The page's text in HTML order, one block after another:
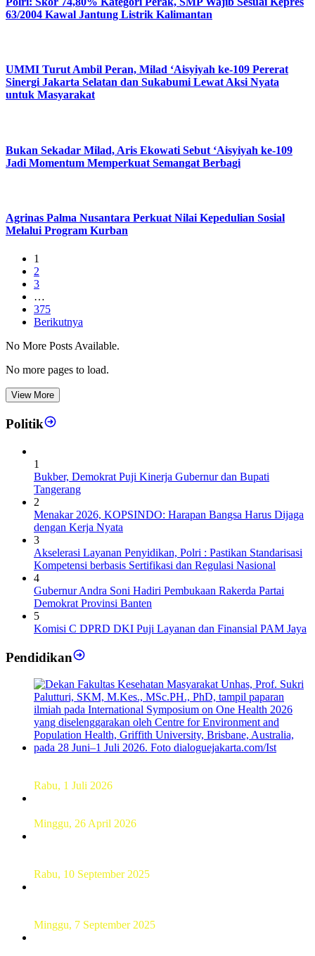
63/2004 Kawal Jantung Listrik Kalimantan
UMMI Turut Ambil Peran, Milad ‘Aisyiyah ke-109 Pererat
Sinergi Jakarta Selatan dan Sukabumi Lewat Aksi Nyata
untuk Masyarakat
Bukan Sekadar Milad, Aris Ekowati Sebut ‘Aisyiyah ke-109
Jadi Momentum Memperkuat Semangat Berbagi
Agrinas Palma Nusantara Perkuat Nilai Kepedulian Sosial
Melalui Program Kurban
1
2
3
…
375
Berikutnya
No More Posts Available.
No more pages to load.
View More
Politik
1
Bukber, Demokrat Puji Kinerja Gubernur dan Bupati
Tangerang
2
Menakar 2026, KOPSINDO: Harapan Bangsa Harus Dijaga
dengan Kerja Nyata
3
Akselerasi Layanan Penyidikan, Polri : Pastikan Standarisasi
Kompetensi berbasis Sertifikasi dan Regulasi Nasional
4
Gubernur Andra Soni Hadiri Pembukaan Rakerda Partai
Demokrat Provinsi Banten
5
Komisi C DPRD DKI Puji Layanan dan Finansial PAM Jaya
Pendidikan
Rabu, 1 Juli 2026
Minggu, 26 April 2026
Rabu, 10 September 2025
Minggu, 7 September 2025